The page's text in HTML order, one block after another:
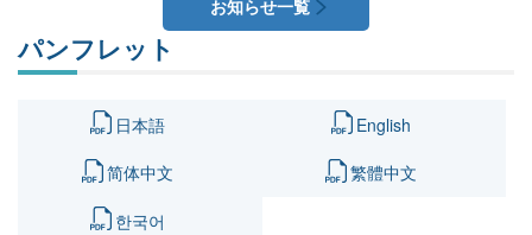
お知らせ一覧
パンフレット
日本語 English
简体中文 繁體中文
한국어